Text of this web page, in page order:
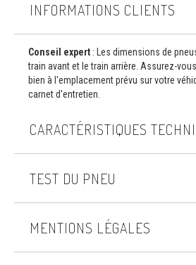
INFORMATIONS CLIENTS
Conseil expert : Les dimensions de
train avant et le train arrière. Assurez-
bien à l'emplacement prévu sur votre
carnet d'entretien.
CARACTÉRISTIQUES
TEST DU PNEU
MENTIONS LÉGALES